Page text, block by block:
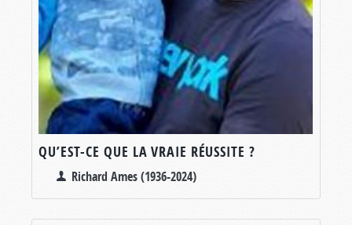
QU’EST-CE QUE LA VRAIE RÉUSSITE ?
Richard Ames (1936-2024)